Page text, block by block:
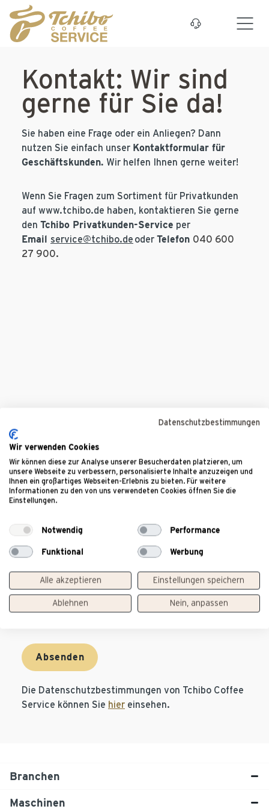
Zum Hauptinhalt springen
Kontakt: Wir sind
gerne für Sie da!
Sie haben eine Frage oder ein Anliegen? Dann
nutzen Sie einfach unser Kontaktformular für
Geschäftskunden. Wir helfen Ihnen gerne weiter!
Wenn Sie Fragen zum Sortiment für Privatkunden
auf www.tchibo.de haben, kontaktieren Sie gerne
den Tchibo Privatkunden-Service per
Email service@tchibo.de oder Telefon 040 600
27 900.
E-Mail-Adresse*
Anhang
Absenden
Die Datenschutzbestimmungen von Tchibo Coffee
Service können Sie hier einsehen.
Branchen
Maschinen
Datenschutzbestimmungen
Wir verwenden Cookies
Wir können diese zur Analyse unserer Besucherdaten platzieren, um
unsere Webseite zu verbessern, personalisierte Inhalte anzuzeigen und
Ihnen ein großartiges Webseiten-Erlebnis zu bieten. Für weitere
Informationen zu den von uns verwendeten Cookies öffnen Sie die
Einstellungen.
Notwendig Performance
Funktional Werbung
Alle akzeptieren Einstellungen speichern
Ablehnen Nein, anpassen